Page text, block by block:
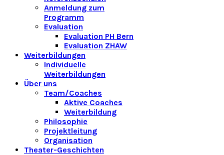
Anmeldung zum
Programm
Evaluation
Evaluation PH Bern
Evaluation ZHAW
Weiterbildungen
Individuelle
Weiterbildungen
Über uns
Team/Coaches
Aktive Coaches
Weiterbildung
Philosophie
Projektleitung
Organisation
Theater-Geschichten